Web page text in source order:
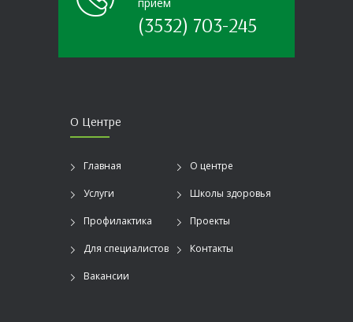
(3532) 703-245
О Центре
Главная О центре
Услуги Школы здоровья
Профилактика Проекты
Для специалистов Контакты
Вакансии